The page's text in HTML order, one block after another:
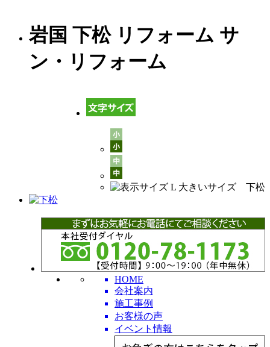
岩国 下松 リフォーム サ
ン・リフォーム
HOME
会社案内
施工事例
お客様の声
イベント情報